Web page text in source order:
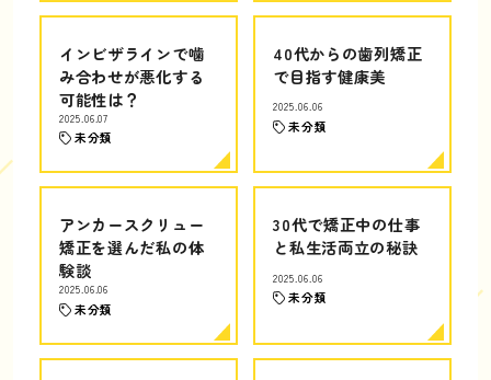
インビザラインで噛
み合わせが悪化する
可能性は？
2025.06.07
未分類
40代からの歯列矯正
で目指す健康美
2025.06.06
未分類
アンカースクリュー
矯正を選んだ私の体
験談
2025.06.06
未分類
30代で矯正中の仕事
と私生活両立の秘訣
2025.06.06
未分類